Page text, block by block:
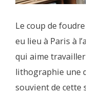
Le coup de
eu lieu à Paris à
qui aime
lithographie une
souvient de cette